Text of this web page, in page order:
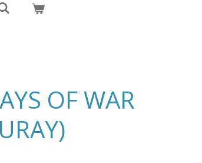
OF WAR